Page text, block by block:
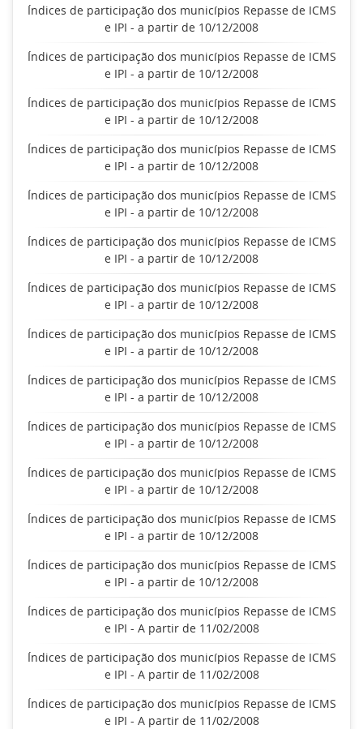
Índices de participação dos municípios Repasse de ICMS
e IPI - a partir de 10/12/2008
Índices de participação dos municípios Repasse de ICMS
e IPI - a partir de 10/12/2008
Índices de participação dos municípios Repasse de ICMS
e IPI - a partir de 10/12/2008
Índices de participação dos municípios Repasse de ICMS
e IPI - a partir de 10/12/2008
Índices de participação dos municípios Repasse de ICMS
e IPI - a partir de 10/12/2008
Índices de participação dos municípios Repasse de ICMS
e IPI - a partir de 10/12/2008
Índices de participação dos municípios Repasse de ICMS
e IPI - a partir de 10/12/2008
Índices de participação dos municípios Repasse de ICMS
e IPI - a partir de 10/12/2008
Índices de participação dos municípios Repasse de ICMS
e IPI - a partir de 10/12/2008
Índices de participação dos municípios Repasse de ICMS
e IPI - a partir de 10/12/2008
Índices de participação dos municípios Repasse de ICMS
e IPI - a partir de 10/12/2008
Índices de participação dos municípios Repasse de ICMS
e IPI - a partir de 10/12/2008
Índices de participação dos municípios Repasse de ICMS
e IPI - a partir de 10/12/2008
Índices de participação dos municípios Repasse de ICMS
e IPI - A partir de 11/02/2008
Índices de participação dos municípios Repasse de ICMS
e IPI - A partir de 11/02/2008
Índices de participação dos municípios Repasse de ICMS
e IPI - A partir de 11/02/2008